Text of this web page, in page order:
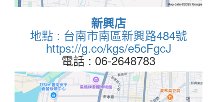
新興店
地點 : 台南市南區新興路484號
https://g.co/kgs/e5cFgcJ
電話 : 06-2648783